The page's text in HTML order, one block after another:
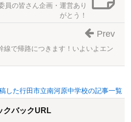
の皆さん企画・運営あり
がとう！
線で帰路につきます！いよいよエン
Prev
した行田市立南河原中学校の記事一覧
クバックURL